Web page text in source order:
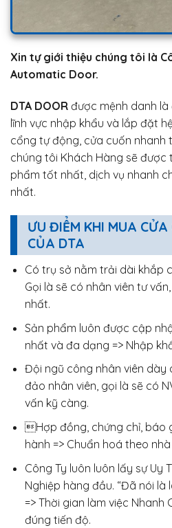
Xin tự giới thiệu chúng tôi là
Automatic Door.
DTA DOOR được mệnh danh
lĩnh vực nhập khẩu và lắp đặt
cổng tự động, cửa cuốn nhanh
chúng tôi Khách Hàng sẽ được
phẩm tốt nhất, dịch vụ nhanh
nhất.
ƯU ĐIỂM KHI MUA
CỦA DTA
Có trụ sở nằm trải dài khắp
Gọi là sẽ có nhân viên tư
nhất.
Sản phẩm luôn được cập
nhất và đa dạng => Nhập
Đội ngũ công nhân viên dày
đảo nhân viên, gọi là sẽ có
vấn kỹ càng.
Hợp đồng, chứng chỉ, báo
hành => Chuẩn hoá theo
Công Ty luôn luôn lấy sự Uy
Nghiệp hàng đầu. “Đã nói là
=> Thời gian làm việc Nhanh
đúng tiến độ.